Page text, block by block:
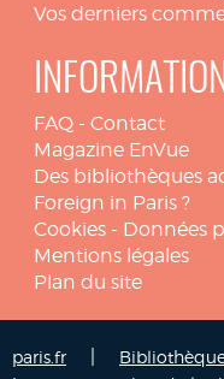
Vos derniers
FAQ - Contact
Magazine EnVue
Des bibliothèques
Foreign in Paris ?
Cookies - Données
Mentions légales
Plan du site
paris.fr